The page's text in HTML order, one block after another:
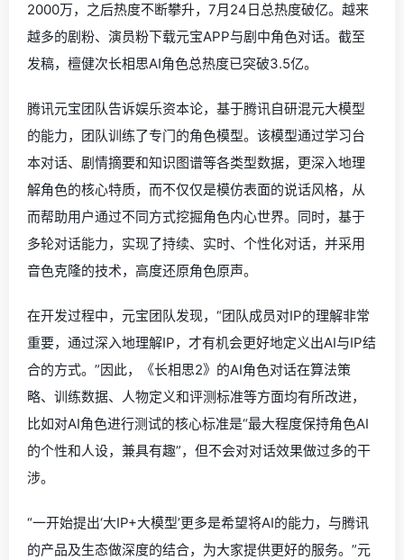
2000万，之后热度不断攀升，7月24日总热度破亿。越来
越多的剧粉、演员粉下载元宝APP与剧中角色对话。截至
发稿，檀健次长相思AI角色总热度已突破3.5亿。
腾讯元宝团队告诉娱乐资本论，基于腾讯自研混元大模型
的能力，团队训练了专门的角色模型。该模型通过学习台
本对话、剧情摘要和知识图谱等各类型数据，更深入地理
解角色的核心特质，而不仅仅是模仿表面的说话风格，从
而帮助用户通过不同方式挖掘角色内心世界。同时，基于
多轮对话能力，实现了持续、实时、个性化对话，并采用
音色克隆的技术，高度还原角色原声。
在开发过程中，元宝团队发现，“团队成员对IP的理解非常
重要，通过深入地理解IP，才有机会更好地定义出AI与IP结
合的方式。”因此，《长相思2》的AI角色对话在算法策
略、训练数据、人物定义和评测标准等方面均有所改进，
比如对AI角色进行测试的核心标准是“最大程度保持角色AI
的个性和人设，兼具有趣”，但不会对对话效果做过多的干
涉。
“一开始提出‘大IP+大模型’更多是希望将AI的能力，与腾讯
的产品及生态做深度的结合，为大家提供更好的服务。”元